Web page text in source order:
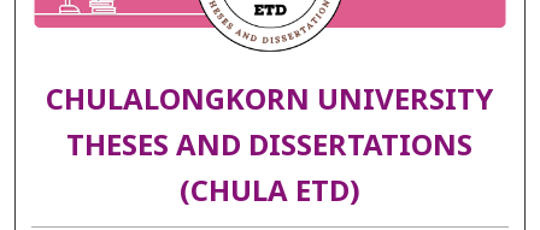
CHULALONGKORN UNIVERSITY
THESES AND DISSERTATIONS
(CHULA ETD)